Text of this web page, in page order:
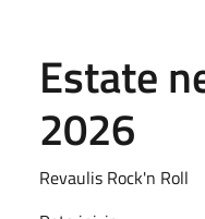
Estate
2026
Revaulis Rock'n Roll